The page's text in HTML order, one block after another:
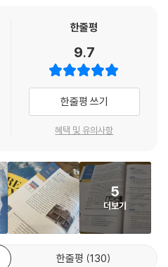
Latin America
12
충분히 연습할 수 있도록 하였습니
니다.
마련된 TOEFL(토플) 코너에서는 토
맛볼 수 있도록 하였습니다.
코너에서 연어(Collocation), 유의
보를 학습할 수 있습니다. Word R
어장을 활용하여 핵심어와 중요 표
습이 이루어지도록 하였습니다.
한줄평
9.7
한줄평 쓰기
혜택 및 유의사항
5
더보기
한줄평 130